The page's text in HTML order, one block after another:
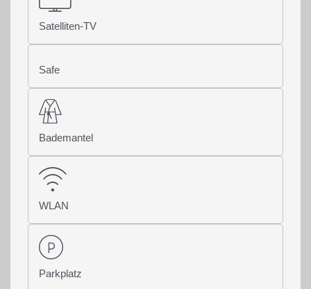
Satelliten-TV
Safe
Bademantel
WLAN
Parkplatz